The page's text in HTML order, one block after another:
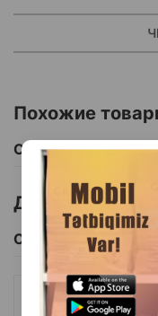
для чувствительной
Идеален для
Страна
Похожие
Смотреть Все
Другие товоры
Смотреть Все
ШАМПУНЬ TAURO